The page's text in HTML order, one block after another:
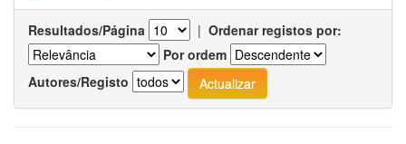
Resultados/Página | Ordenar registos por:
Por ordem
Autores/Registo